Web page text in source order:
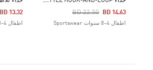
Price Reduced From
BD 22.50
To BD 14.63
اطفال 4-8 سنوات Sportswear
BD 13.32
اطفال 4-8 سنوات Sportswear